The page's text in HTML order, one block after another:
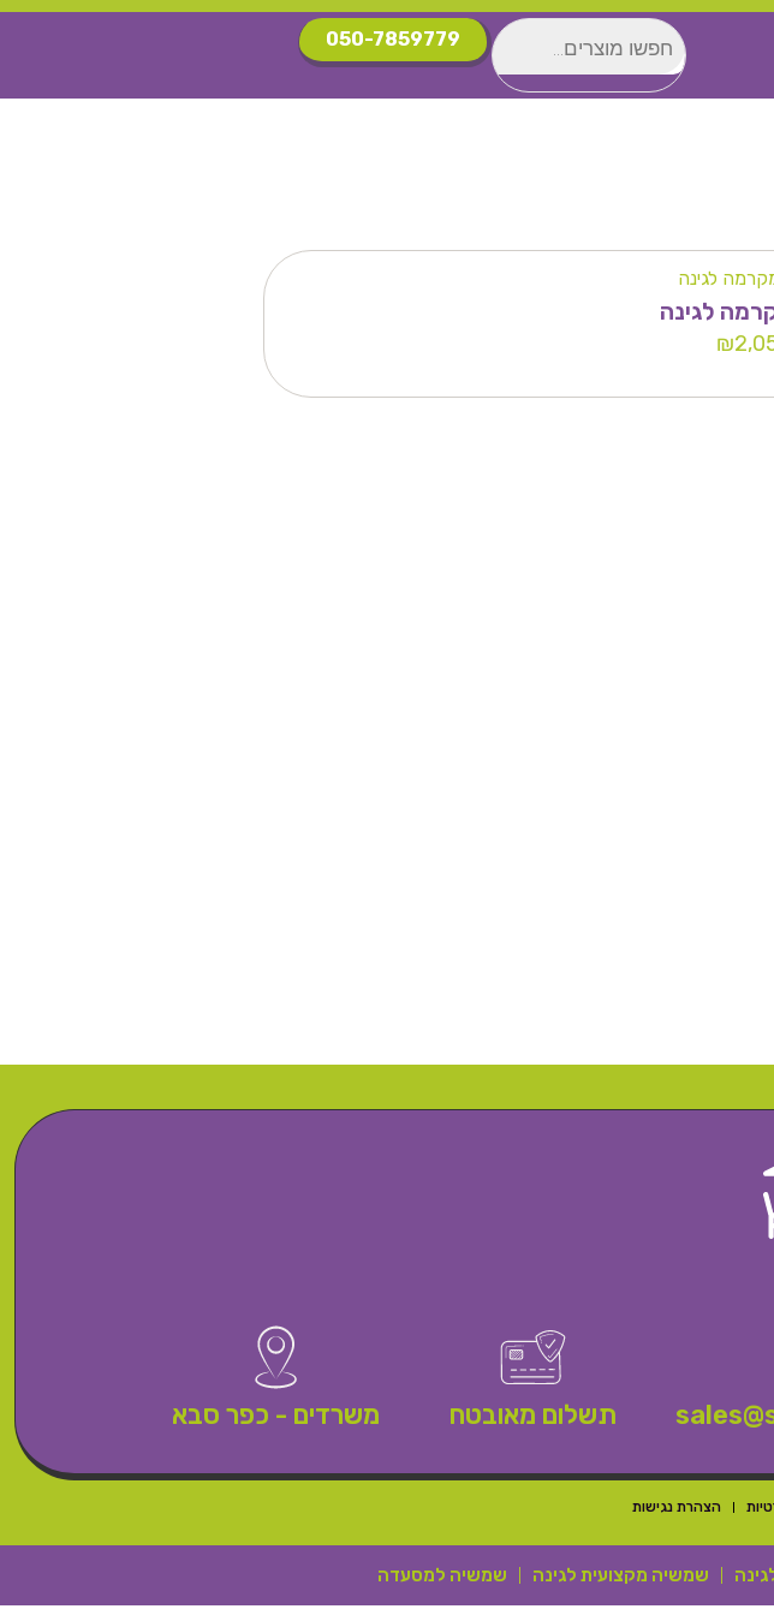
050-7859779
לגינה
₪
תשלום מאובטח משרדים - כפר סבא
הצהרת נגישות
שמשיה מקצועית לגינה שמשיה למסעדה